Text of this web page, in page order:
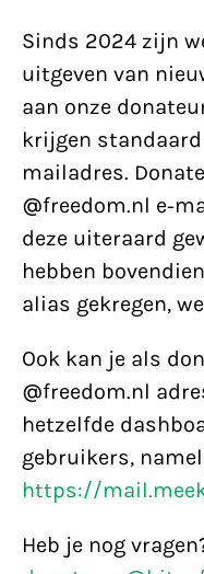
Sinds 2024 zijn
uitgeven van
aan onze
krijgen
mailadres.
@freedom.nl e-
deze uiteraard
hebben
alias gekregen,
Ook kan je als
@freedom.nl
hetzelfde
gebruikers,
https://
Heb je nog